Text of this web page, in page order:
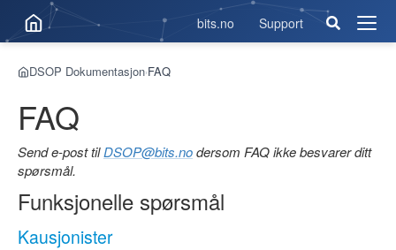
bits.no Support
Åpne
DSOP Dokumentasjon›FAQ
FAQ
Send e-post tilDSOP@bits.nodersom FAQ ikke besvarer ditt
spørsmål.
Funksjonelle spørsmål
Kausjonister